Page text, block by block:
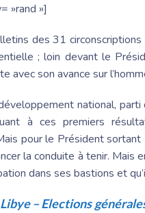
»rand »]
des 31
; loin devant le
avec son avance sur
national,
à ces premiers
pour le Président
la conduite à tenir.
dans ses bastions et
Libye – Elections